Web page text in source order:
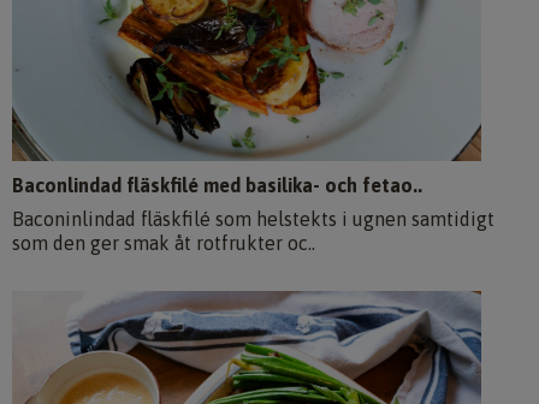
Baconlindad fläskfilé med basilika- och fetao..
Baconinlindad fläskfilé som helstekts i ugnen samtidigt
som den ger smak åt rotfrukter oc..